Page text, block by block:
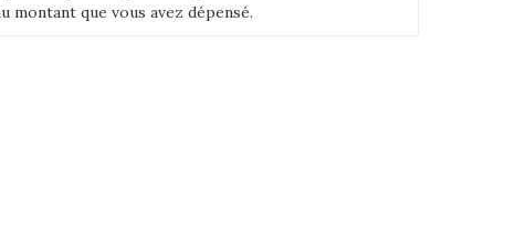
que vous avez dépensé.